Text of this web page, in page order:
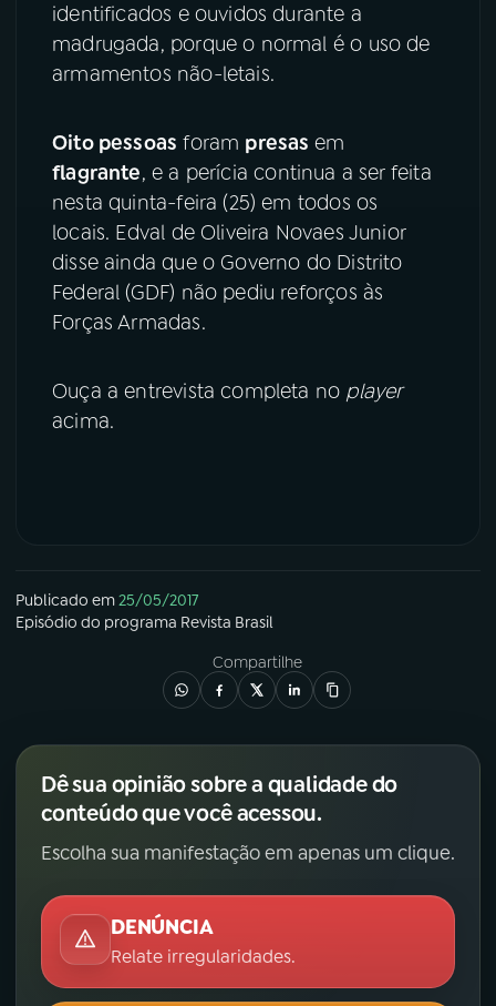
identificados e ouvidos durante a
madrugada, porque o normal é o uso de
armamentos não-letais.
Oito pessoas foram presas em
flagrante, e a perícia continua a ser feita
nesta quinta-feira (25) em todos os
locais. Edval de Oliveira Novaes Junior
disse ainda que o Governo do Distrito
Federal (GDF) não pediu reforços às
Forças Armadas.
Ouça a entrevista completa no player
acima.
Publicado em25/05/2017
Episódio do programa Revista Brasil
Compartilhe
Dê sua opinião sobre a qualidade do
conteúdo que você acessou.
Escolha sua manifestação em apenas um clique.
DENÚNCIA
Relate irregularidades.